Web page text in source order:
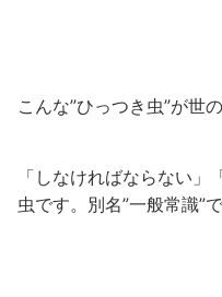
こんな”ひっつき虫”が世
「しなければならない
虫です。別名”一般常識”で